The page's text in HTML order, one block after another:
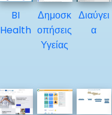
BI
Health
Δημοσκ
οπήσεις
Υγείας
Διαύγει
α